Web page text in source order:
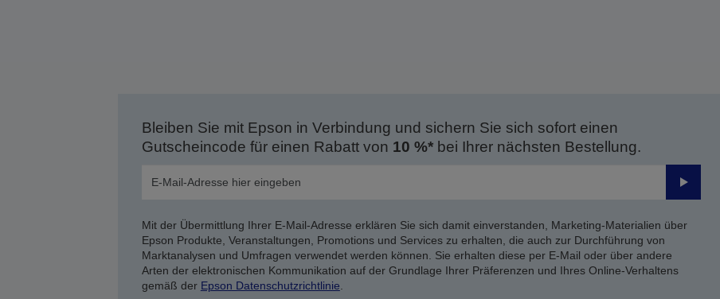
Bleiben Sie mit Epson in Verbindung und sichern Sie sich sofort einen
Gutscheincode für einen Rabatt von 10 %*bei Ihrer nächsten Bestellung.
Senden
Mit der Übermittlung Ihrer E-Mail-Adresse erklären Sie sich damit einverstanden, Marketing-Materialien über
Epson Produkte, Veranstaltungen, Promotions und Services zu erhalten, die auch zur Durchführung von
Marktanalysen und Umfragen verwendet werden können. Sie erhalten diese per E-Mail oder über andere
Arten der elektronischen Kommunikation auf der Grundlage Ihrer Präferenzen und Ihres Online-Verhaltens
gemäß der Epson Datenschutzrichtlinie